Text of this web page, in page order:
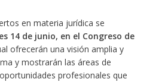
en materia jurídica se
14 de junio, en el Congreso de
ofrecerán una visión amplia y
y mostrarán las áreas de
profesionales que